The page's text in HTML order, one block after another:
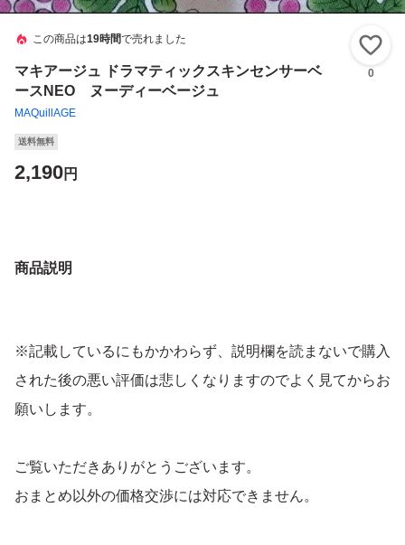
この商品は19時間で売れました
マキアージュ ドラマティックスキンセンサーベ
ースNEO ヌーディーベージュ
MAQuillAGE
0
送料無料
2,190円
商品説明
※記載しているにもかかわらず、説明欄を読まないで購入
された後の悪い評価は悲しくなりますのでよく見てからお
願いします。
ご覧いただきありがとうございます。
おまとめ以外の価格交渉には対応できません。